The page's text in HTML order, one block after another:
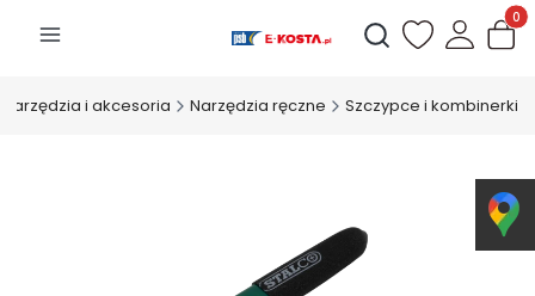
Otwórz wyszukiwarkę
Narzędzia i akcesoria Narzędzia ręczne Szczypce i kombinerki